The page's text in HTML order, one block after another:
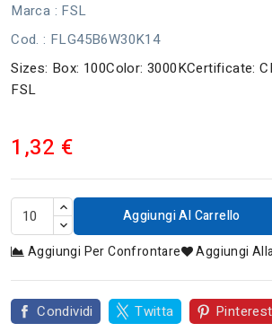
Marca : FSL
Cod. : FLG45B6W30K14
Sizes: Box: 100Color: 3000KCertificate:
FSL
1,32 €
Aggiungi Al Carrello
Aggiungi Per Confrontare Aggiungi
Condividi Twitta Pinterest